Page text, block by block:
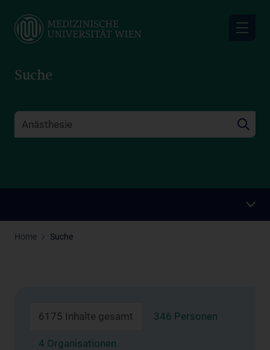
main
Suche
Home Suche
6175 Inhalte gesamt 346 Personen
4 Organisationen